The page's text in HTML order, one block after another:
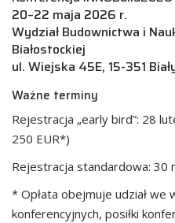
20–22 maja 2026 r.
Wydział Budownictwa i
Białostockiej
ul. Wiejska 45E, 15-351
Ważne terminy
Rejestracja „early bird”: 28
250 EUR*)
Rejestracja standardowa: 30
* Opłata obejmuje udział we
konferencyjnych, posiłki